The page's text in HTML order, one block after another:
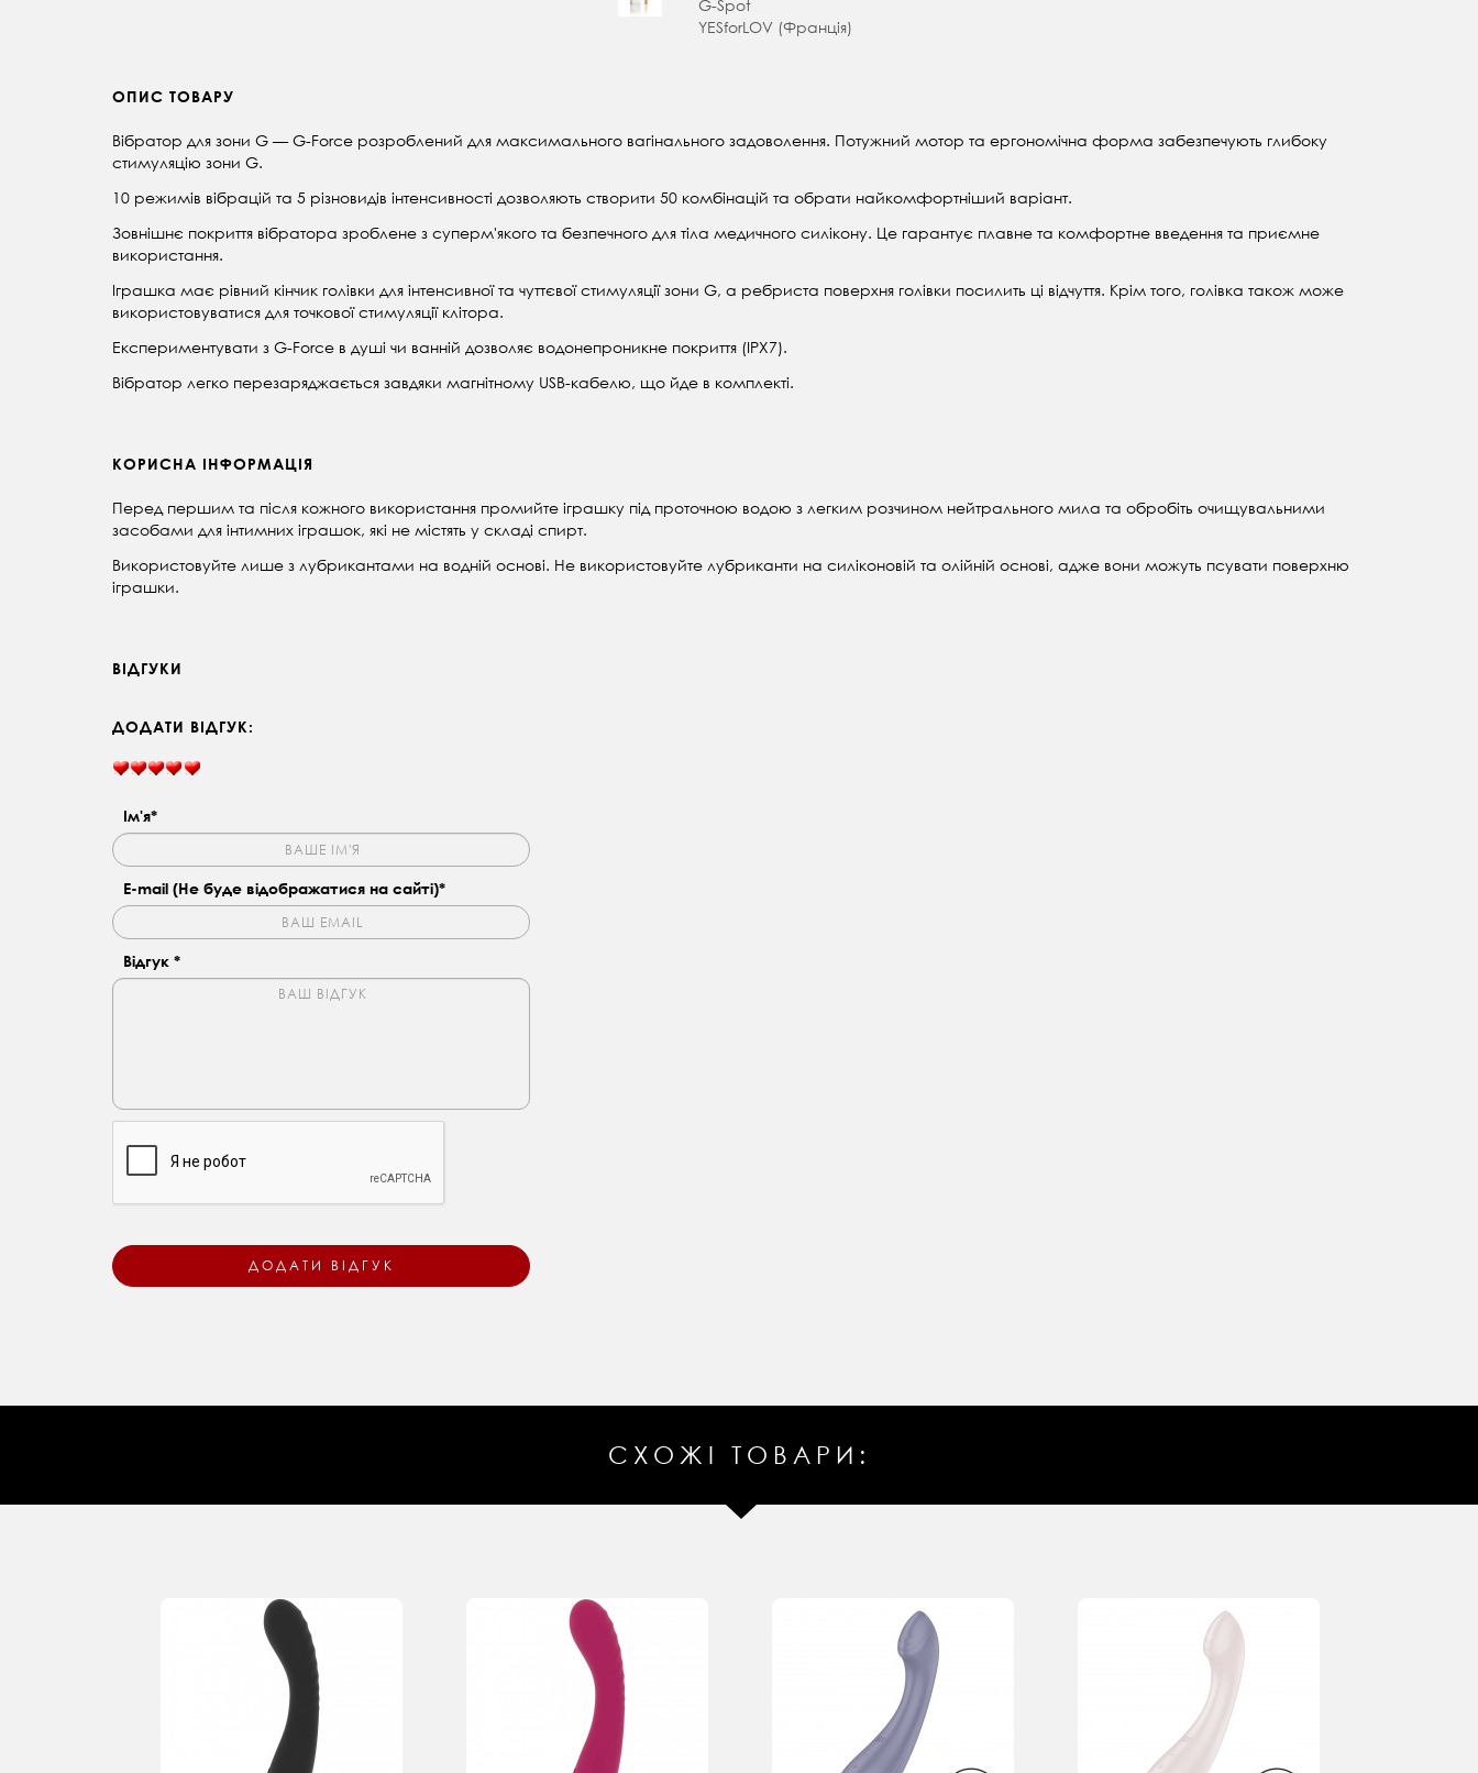
G-Spot
YESforLOV (Франція)
ОПИС ТОВАРУ
Вібратор для зони G — G-Force розроблений для максимального вагінального задоволення. Потужний мотор та ергономічна форма забезпечують глибоку
стимуляцію зони G.
10 режимів вібрацій та 5 різновидів інтенсивності дозволяють створити 50 комбінацій та обрати найкомфортніший варіант.
Зовнішнє покриття вібратора зроблене з суперм'якого та безпечного для тіла медичного силікону. Це гарантує плавне та комфортне введення та приємне
використання.
Іграшка має рівний кінчик голівки для інтенсивної та чуттєвої стимуляції зони G, а ребриста поверхня голівки посилить ці відчуття. Крім того, голівка також може
використовуватися для точкової стимуляції клітора.
Експериментувати з G-Force в душі чи ванній дозволяє водонепроникне покриття (IPX7).
Вібратор легко перезаряджається завдяки магнітному USB-кабелю, що йде в комплекті.
КОРИСНА ІНФОРМАЦІЯ
Перед першим та після кожного використання промийте іграшку під проточною водою з легким розчином нейтрального мила та обробіть очищувальними
засобами для інтимних іграшок, які не містять у складі спирт.
Використовуйте лише з лубрикантами на водній основі. Не використовуйте лубриканти на силіконовій та олійній основі, адже вони можуть псувати поверхню
іграшки.
ВІДГУКИ
ДОДАТИ ВІДГУК:
Ім'я*
E-mail (Не буде відображатися на сайті)*
Відгук *
СХОЖІ ТОВАРИ: